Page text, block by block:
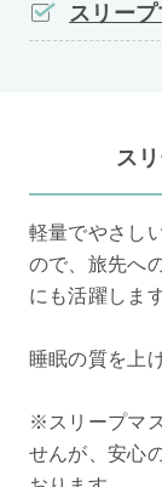
スリープ
ス
軽量でやさし
ので、旅先へ
にも活躍します
睡眠の質を上
※スリープマ
せんが、安心